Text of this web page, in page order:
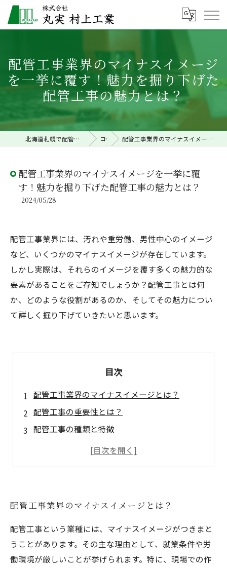
配管工事業界のマイナスイメージ
を一挙に覆す！魅力を掘り下げた
配管工事の魅力とは？
北海道札幌で配管工事の求人なら株式会社丸実村上工業 コラム 配管工事業界のマイナスイメージを一挙に覆す！魅力を掘り下げた配管工事の魅力とは？
配管工事業界のマイナスイメージを一挙に覆
す！魅力を掘り下げた配管工事の魅力とは？
2024/05/28
配管工事業界には、汚れや重労働、男性中心のイメージ
など、いくつかのマイナスイメージが存在しています。
しかし実際は、それらのイメージを覆す多くの魅力的な
要素があることをご存知でしょうか？配管工事とは何
か、どのような役割があるのか、そしてその魅力につい
て詳しく掘り下げていきたいと思います。
目次
配管工事業界のマイナスイメージとは？
配管工事の重要性とは？
配管工事の種類と特徴
配管工事の魅力を掘り下げる
配管工事業界のマイナスイメージとは？
配管工事という業種には、マイナスイメージがつきまと
うことがあります。その主な理由として、就業条件や労
働環境が厳しいことが挙げられます。特に、現場での作